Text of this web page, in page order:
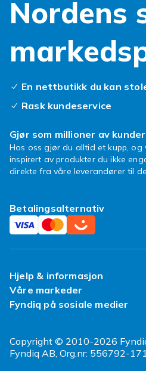
Nordens
En nettbutikk du kan
Rask kundeservice
Gjør som millioner av
Hos oss gjør du alltid et kupp,
inspirert av produkter du ikke
direkte fra våre leverandører til
Betalingsalternativ
Hjelp & informasjon
Ofte stilte spørsmål
Angre & returner her
Våre markeder
Fyndiq Finland
Fyndiq Sverige
Fyndiq på sosiale medier
Copyright © 2010-2026
Fyndiq AB, Org.nr: 556792-